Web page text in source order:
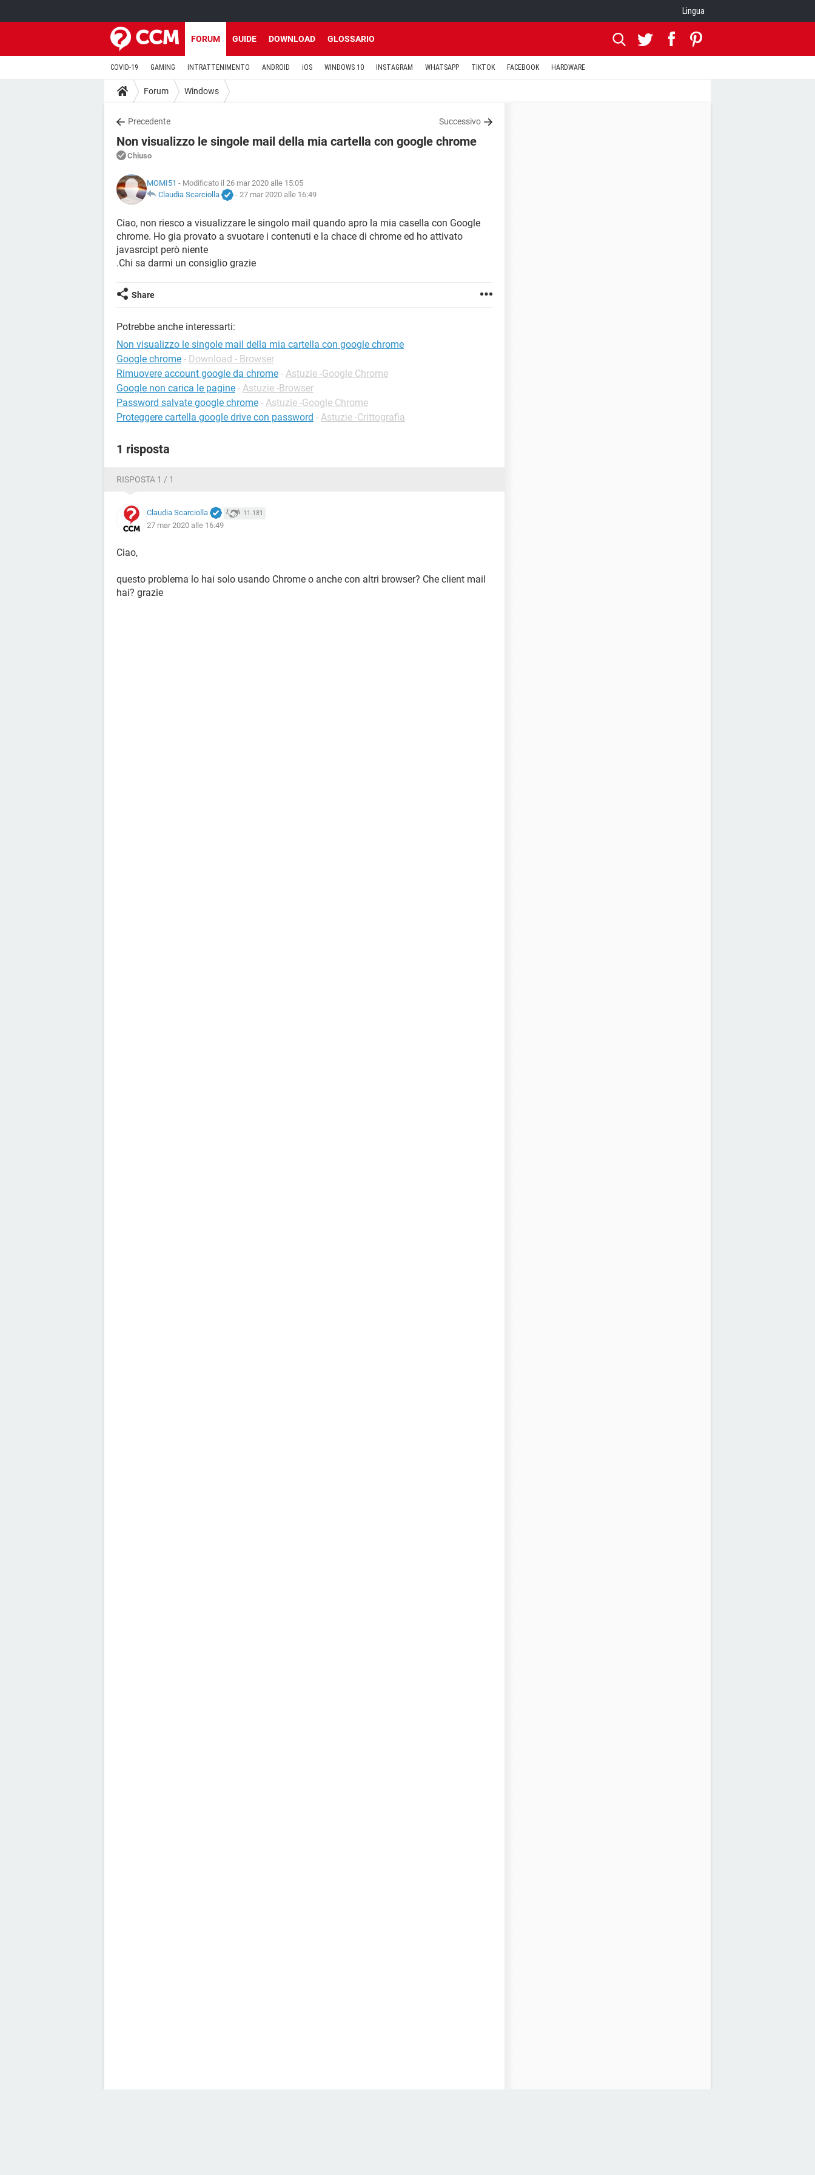
Lingua
FORUM GUIDE DOWNLOAD GLOSSARIO
COVID-19 GAMING INTRATTENIMENTO ANDROID iOS WINDOWS 10 INSTAGRAM WHATSAPP TIKTOK FACEBOOK HARDWARE
Forum Windows
Precedente Successivo
Non visualizzo le singole mail della mia cartella con google chrome
Chiuso
MOMI51 - Modificato il 26 mar 2020 alle 15:05
Claudia Scarciolla
- 27 mar 2020 alle 16:49
Ciao, non riesco a visualizzare le singolo mail quando apro la mia casella con Google
chrome. Ho gia provato a svuotare i contenuti e la chace di chrome ed ho attivato
javasrcipt però niente
.Chi sa darmi un consiglio grazie
Share
Potrebbe anche interessarti:
Non visualizzo le singole mail della mia cartella con google chrome
Google chrome - Download - Browser
Rimuovere account google da chrome - Astuzie -Google Chrome
Google non carica le pagine - Astuzie -Browser
Password salvate google chrome - Astuzie -Google Chrome
Proteggere cartella google drive con password - Astuzie -Crittografia
1 risposta
RISPOSTA 1 / 1
Claudia Scarciolla 11.181
27 mar 2020 alle 16:49
Ciao,
questo problema lo hai solo usando Chrome o anche con altri browser? Che client mail
hai? grazie